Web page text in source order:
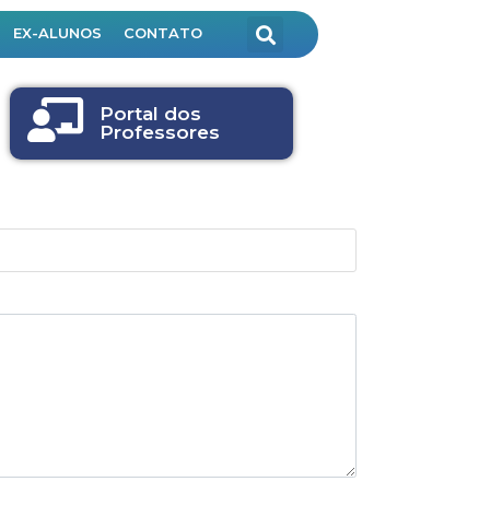
EX-ALUNOS CONTATO
Portal dos
Professores